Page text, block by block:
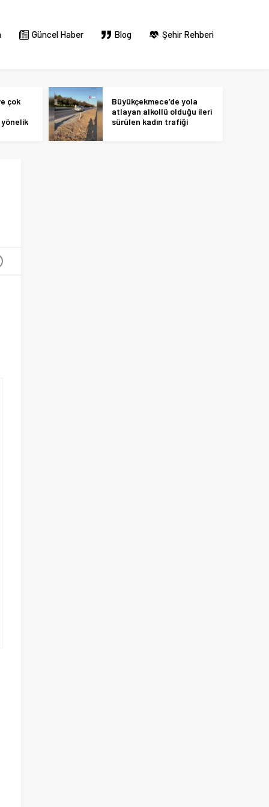
Güncel Haber Blog Şehir Rehberi
çok
yönelik
Büyükçekmece’de yola
atlayan alkollü olduğu ileri
sürülen kadın trafiği